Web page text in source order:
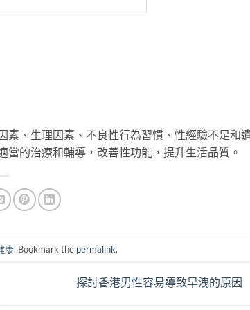
素、生理因素、不良性行為習慣、性經驗不足和
的治療和輔導，改善性功能，提升生活品質。
康. Bookmark the permalink.
探討香港男性容易導致早洩的原因